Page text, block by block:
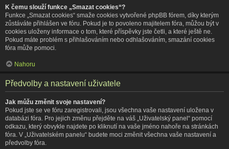
K čemu slouží funkce „Smazat cookies“?
Funkce „Smazat cookies“ smaže cookies vytvořené phpBB fórem, díky kterým
zůstáváte přihlášen ve fóru. Pokud je to povoleno majitelem fóra, můžou být v
cookies uloženy informace o tom, které příspěvky jste četli, a které ještě ne.
Pokud máte problém s přihlašováním nebo odhlašováním, smazání cookies
fóra může pomoci.
Nahoru
Předvolby a nastavení uživatele
Jak můžu změnit svoje nastavení?
Pokud jste se ve fóru zaregistrovali, jsou všechna vaše nastavení uložena v
databázi fóra. Pro jejich změnu přejděte na váš „Uživatelský panel“ pomocí
odkazu, který obvykle najdete po kliknutí na vaše jméno nahoře na stránkách
fóra. V „Uživatelském panelu“ budete moci změnit všechna vaše nastavení a
předvolby fóra.